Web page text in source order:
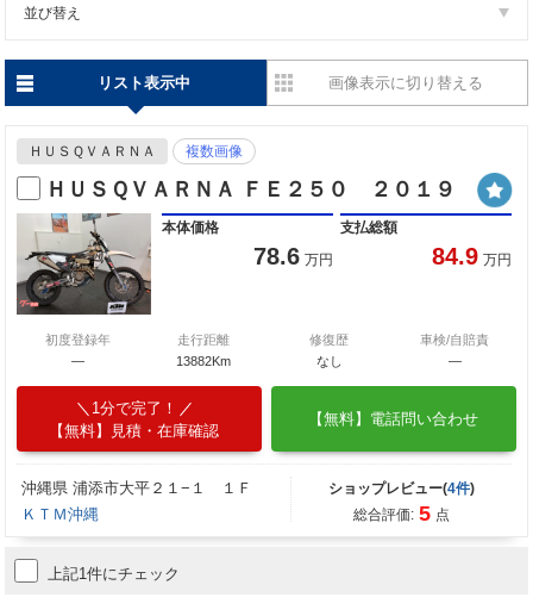
並び替え
リスト表示中 画像表示に切り替える
ＨＵＳＱＶＡＲＮＡ 複数画像
ＨＵＳＱＶＡＲＮＡ ＦＥ２５０ ２０１９
本体価格
78.6 万円
支払総額
84.9 万円
初度登録年
―
走行距離
13882Km
修復歴
なし
車検/自賠責
―
1分で完了！
【無料】見積・在庫確認
【無料】電話問い合わせ
沖縄県 浦添市大平２１−１ １Ｆ
ＫＴＭ沖縄
ショップレビュー(4件)
総合評価: 5 点
上記1件にチェック